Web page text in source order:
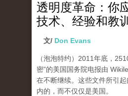
透明度革命：你
技术、经验和教训
文/ Don Evans
（泡泡特约） 2011年底，
密”的美国国务院电报由
在不断继续。这些文件所引
内的，而不仅仅是美国。